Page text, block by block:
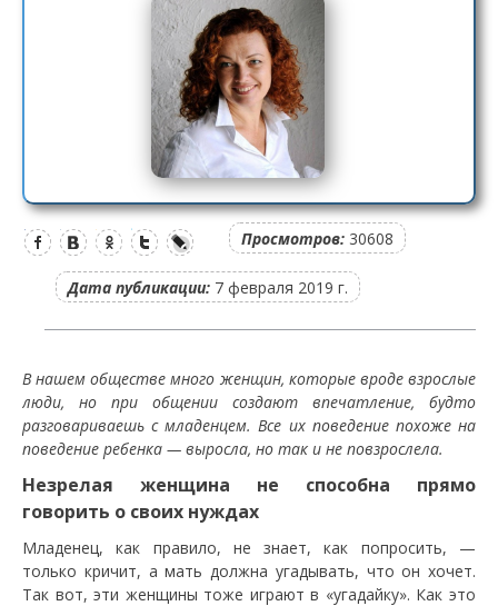
Просмотров: 30608
Дата публикации: 7 февраля 2019 г.
В нашем обществе много женщин, которые вроде взрослые
люди, но при общении создают впечатление, будто
разговариваешь с младенцем. Все их поведение похоже на
поведение ребенка — выросла, но так и не повзрослела.
Незрелая женщина не способна прямо
говорить о своих нуждах
Младенец, как правило, не знает, как попросить, —
только кричит, а мать должна угадывать, что он хочет.
Так вот, эти женщины тоже играют в «угадайку». Как это